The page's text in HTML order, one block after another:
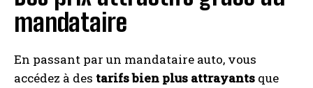
mandataire
En passant par un mandataire auto, vous
accédez à des tarifs bien plus attrayants que